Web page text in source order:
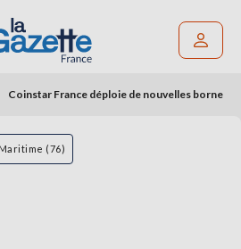
Coinstar France déploie de nouvelles bornes à
(76)